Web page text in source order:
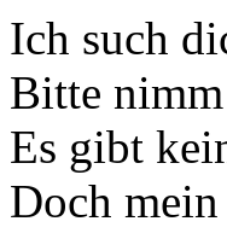
Ich such
Bitte
Es gibt
Doch